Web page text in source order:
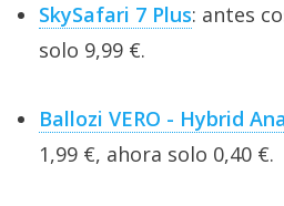
SkySafari 7 Plus: antes
solo 9,99 €.
Ballozi VERO - Hybrid
1,99 €, ahora solo 0,40 €.